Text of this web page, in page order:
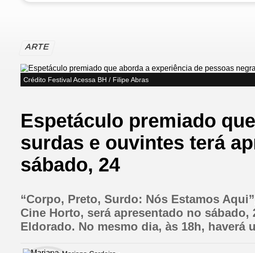
ARTE
Crédito Festival Acessa BH / Filipe Abras
Espetáculo premiado
surdas e ouvintes terá
sábado, 24
“Corpo, Preto, Surdo: Nós Estamos
Cine Horto, será apresentado no
Eldorado. No mesmo dia, às 18h, haverá